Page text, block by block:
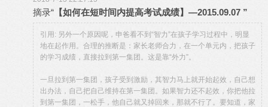
摘录“ 【如何在短时间内提高考试成绩】—2015.09.07 ”
引用: 另外一个原因呢，申爸看不到“智力”在孩子学习过程中，明显
地在起作用。合理的推断是：家长老师合力，在一个单元内，把孩子
的学习成绩，直接拉到第一集团。这是靠“外力”。
一旦拉到第一集团，孩子受到激励，其智力马上就开始起效，自己想
出办法，自己把自己维持在第一集团。如果智力还不起效，你把他拉
到第一集团，一松手，他自己就又掉回来，那就不行了。要知道，家